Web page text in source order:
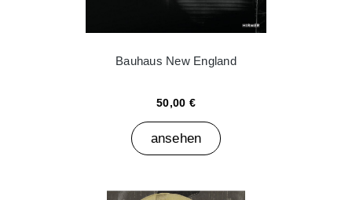
Bauhaus New England
50,00 €
ansehen